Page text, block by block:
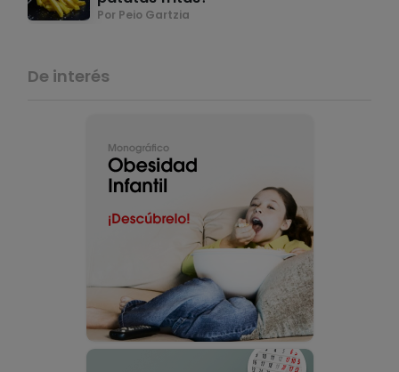
Por Peio Gartzia
De interés